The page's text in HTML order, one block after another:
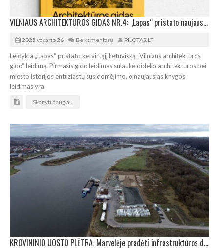
VILNIAUS ARCHITEKTŪROS GIDAS NR.4: „Lapas“ pristato naujausią lietuvišką leidimą
2025 vasario 26 Be komentarų PILOTAS.LT
Leidykla „Lapas“ pristato ketvirtąjį lietuvišką „Vilniaus architektūros
gido“ leidimą. Pirmasis gido leidimas sulaukė didelio architektūros bei
miesto istorijos entuziastų susidomėjimo, o naujausias knygos
leidimas yra
Skaityti daugiau
KROVININIO UOSTO PLĖTRA: Marvelėje pradėti infrastruktūros darbai